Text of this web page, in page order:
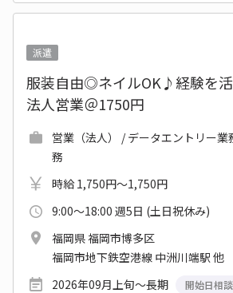
派遣
服装自由◎ネイルOK♪経験を
法人営業＠1750円
営業（法人） / データエントリー業
務
時給 1,750円～1,750円
9:00～18:00 週5日 (土日祝休み)
福岡県 福岡市博多区
福岡市地下鉄空港線 中洲川端駅 他
2026年09月上旬～長期
開始日相